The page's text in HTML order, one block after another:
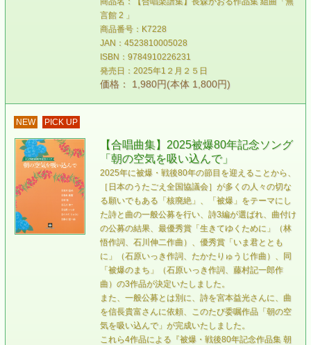
言館 2 」
商品番号：K7228
JAN：4523810005028
ISBN：9784910226231
発売日：2025年1２月２５日
価格： 1,980円(本体 1,800円)
NEW PICK UP
【合唱曲集】2025被爆80年記念ソング
「朝の空気を吸い込んで」
2025年に被爆・戦後80年の節目を迎えることから、
［日本のうたごえ全国協議会］が多くの人々の切な
る願いでもある「核廃絶」、「被爆」をテーマにし
た詩と曲の一般公募を行い、詩3編が選ばれ、曲付け
の公募の結果、最優秀賞「生きてゆくために」（林
悟作詞、石川伸二作曲）、優秀賞「いま君ととも
に」（石原いっき作詞、たかたりゅうじ作曲）、同
「被爆のまち」（石原いっき作詞、藤村記一郎作
曲）の3作品が決定いたしました。
また、一般公募とは別に、詩を宮本益光さんに、曲
を信長貴富さんに依頼、このたび委嘱作品「朝の空
気を吸い込んで」が完成いたしました。
これら4作品による『被爆・戦後80年記念作品集 朝